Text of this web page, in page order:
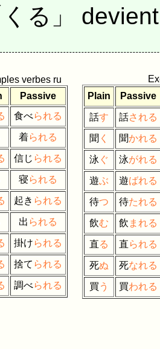
くる 」
verbes ru
Passive
食べられる
着られる
信じ られる
寝られる
起き られる
出 られる
掛けられる
捨て られる
調べられる
Plain
Passive
話す 話される
聞 く 聞かれる
泳ぐ 泳がれる
遊ぶ 遊ばれる
待つ 待たれる
飲む 飲 まれる
直る 直られる
死ぬ 死なれる
買 う 買われる